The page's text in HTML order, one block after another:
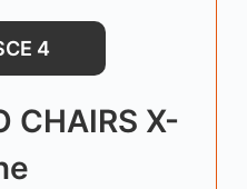
4
CHAIRS X-